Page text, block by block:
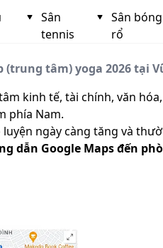
Sân
tennis
Sân bóng
rổ
(trung tâm) yoga 2026 tại
kinh tế, tài chính, văn
phía Nam.
ngày càng tăng và
dẫn Google Maps đến